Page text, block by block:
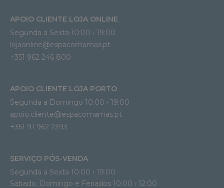
APOIO CLIENTE LOJA ONLINE
Segunda a Sexta 10:00 › 19:00
lojaonline@espacomamas.pt
+351 962 246 800
APOIO CLIENTE LOJA PORTO
Segunda a Domingo 10:00 › 19:00
apoio.cliente@espacomamas.pt
+351 91 962 2393
SERVIÇO PÓS-VENDA
Segunda a Sexta 10:00 › 19:00
Sábado, Domingo e Feriados 10:00 › 12:00